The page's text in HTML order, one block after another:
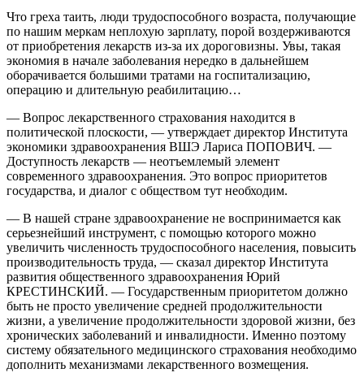
Что греха таить, люди трудоспособного возраста, получающие
по нашим меркам неплохую зарплату, порой воздерживаются
от приобретения лекарств из-за их дороговизны. Увы, такая
экономия в начале заболевания нередко в дальнейшем
оборачивается большими тратами на госпитализацию,
операцию и длительную реабилитацию…
— Вопрос лекарственного страхования находится в
политической плоскости, — утверждает директор Института
экономики здравоохранения ВШЭ Лариса ПОПОВИЧ. —
Доступность лекарств — неотъемлемый элемент
современного здравоохранения. Это вопрос приоритетов
государства, и диалог с обществом тут необходим.
— В нашей стране здравоохранение не воспринимается как
серьезнейший инструмент, с помощью которого можно
увеличить численность трудоспособного населения, повысить
производительность труда, — сказал директор Института
развития общественного здравоохранения Юрий
КРЕСТИНСКИЙ. — Государственным приоритетом должно
быть не просто увеличение средней продолжительности
жизни, а увеличение продолжительности здоровой жизни, без
хронических заболеваний и инвалидности. Именно поэтому
систему обязательного медицинского страхования необходимо
дополнить механизмами лекарственного возмещения.